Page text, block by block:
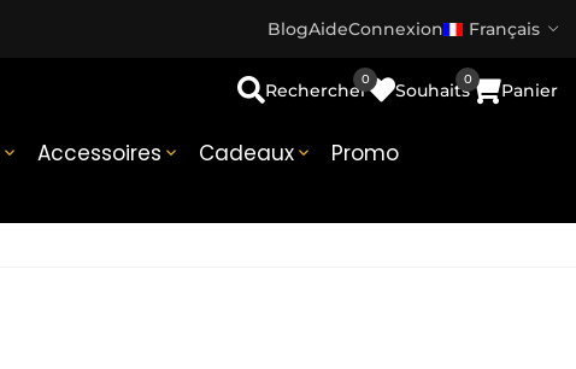
BlogAideConnexion Français
 Accessoires  Cadeaux  Promo
Rechercher Souhaits
0
Panier
0